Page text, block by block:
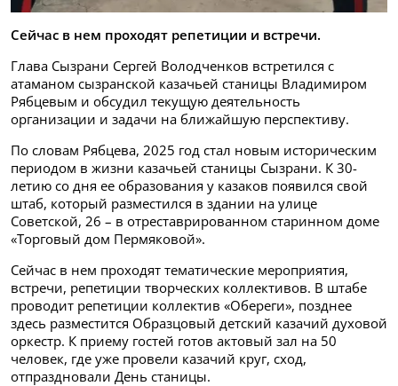
Сейчас в нем проходят репетиции и встречи.
Глава Сызрани Сергей Володченков встретился с
атаманом сызранской казачьей станицы Владимиром
Рябцевым и обсудил текущую деятельность
организации и задачи на ближайшую перспективу.
По словам Рябцева, 2025 год стал новым историческим
периодом в жизни казачьей станицы Сызрани. К 30-
летию со дня ее образования у казаков появился свой
штаб, который разместился в здании на улице
Советской, 26 – в отреставрированном старинном доме
«Торговый дом Пермяковой».
Сейчас в нем проходят тематические мероприятия,
встречи, репетиции творческих коллективов. В штабе
проводит репетиции коллектив «Обереги», позднее
здесь разместится Образцовый детский казачий духовой
оркестр. К приему гостей готов актовый зал на 50
человек, где уже провели казачий круг, сход,
отпраздновали День станицы.